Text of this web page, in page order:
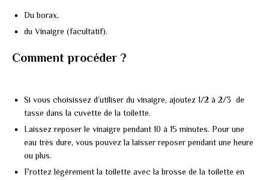
Du borax,
du Vinaigre (facultatif).
Comment procéder ?
Si vous choisissez d’utiliser du vinaigre, ajoutez 1/2 à 2/3 de
tasse dans la cuvette de la toilette.
Laissez reposer le vinaigre pendant 10 à 15 minutes. Pour une
eau très dure, vous pouvez la laisser reposer pendant une heure
ou plus.
Frottez légèrement la toilette avec la brosse de la toilette en